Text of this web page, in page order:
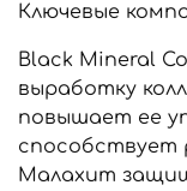
Ключевые
Black Mineral
выработку
повышает ее
способствует
Малахит